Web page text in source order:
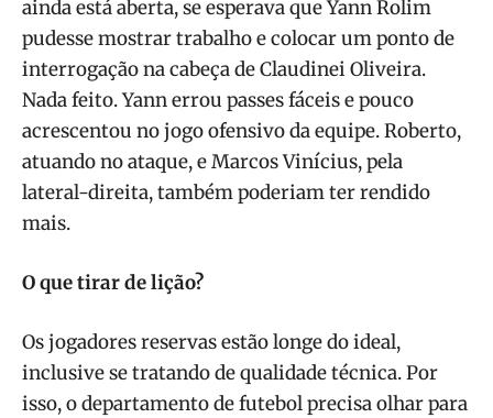
ainda está aberta, se esperava que Yann Rolim
pudesse mostrar trabalho e colocar um ponto de
interrogação na cabeça de Claudinei Oliveira.
Nada feito. Yann errou passes fáceis e pouco
acrescentou no jogo ofensivo da equipe. Roberto,
atuando no ataque, e Marcos Vinícius, pela
lateral-direita, também poderiam ter rendido
mais.
O que tirar de lição?
Os jogadores reservas estão longe do ideal,
inclusive se tratando de qualidade técnica. Por
isso, o departamento de futebol precisa olhar para